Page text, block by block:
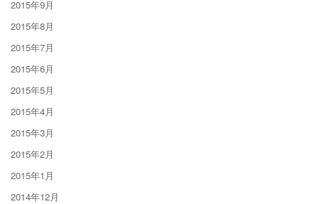
2015年9月
2015年8月
2015年7月
2015年6月
2015年5月
2015年4月
2015年3月
2015年2月
2015年1月
2014年12月